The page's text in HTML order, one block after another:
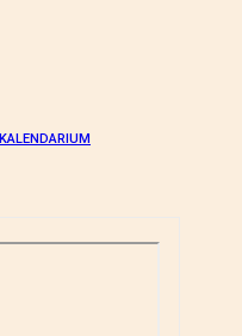
KALENDARIUM